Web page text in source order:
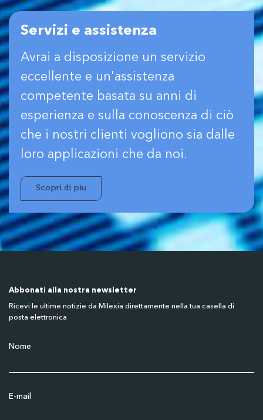
Servizi e assistenza
Avrai a disposizione un servizio
eccellente e un'assistenza
competente basata su anni di
esperienza e sulla conoscenza di ciò
che i nostri clienti vogliono sia dalle
loro applicazioni che da noi.
Scopri di pìu
Abbonati alla nostra newsletter
Ricevi le ultime notizie da Milexia direttamente nella tua casella di
posta elettronica
Nome
E-mail